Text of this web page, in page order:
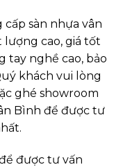
sàn nhựa vân
lượng cao, giá tốt
tay nghề cao, bảo
khách vui lòng
ghé showroom
Bình để được tư
được tư vấn